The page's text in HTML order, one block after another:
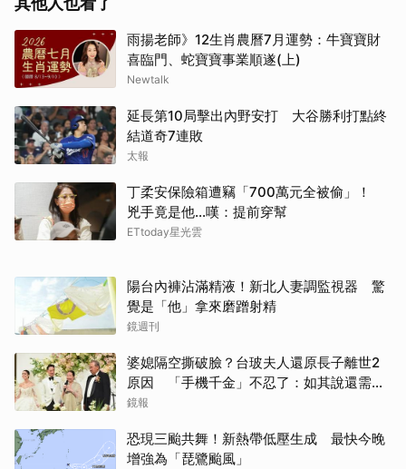
雨揚老師》12生肖農曆7月運勢：牛寶寶財
喜臨門、蛇寶寶事業順遂(上)
Newtalk
延長第10局擊出內野安打 大谷勝利打點終
結道奇7連敗
太報
丁柔安保險箱遭竊「700萬元全被偷」！
兇手竟是他...嘆：提前穿幫
ETtoday星光雲
陽台內褲沾滿精液！新北人妻調監視器 驚
覺是「他」拿來磨蹭射精
鏡週刊
婆媳隔空撕破臉？台玻夫人還原長子離世2
原因 「手機千金」不忍了：如其說還需要
離開嗎？
鏡報
恐現三颱共舞！新熱帶低壓生成 最快今晚
增強為「琵鷺颱風」